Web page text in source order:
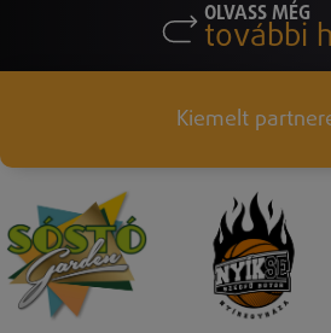
OLVASS MÉG
további
Kiemelt